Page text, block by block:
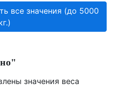
все значения (до 5000
значения веса